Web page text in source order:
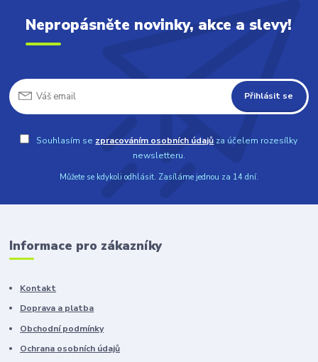
Nepropásněte novinky, akce a slevy!
Přihlásit se
Souhlasím se zpracováním osobních údajů za účelem rozesílky
newsletteru.
Můžete se kdykoli odhlásit. Zasíláme jednou za 14 dní.
Informace pro zákazníky
Kontakt
Doprava a platba
Obchodní podmínky
Ochrana osobních údajů